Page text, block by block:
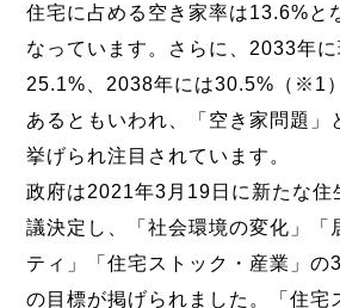
住宅に占める空き家率は13.6%と
なっています。さらに、2033年
25.1%、2038年には30.5%（※1
あるともいわれ、「空き家問題」
挙げられ注目されています。
政府は2021年3月19日に新たな住
議決定し、「社会環境の変化」「
ティ」「住宅ストック・産業」の
の目標が掲げられました。「住宅